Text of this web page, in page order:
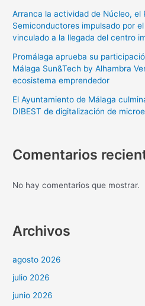
Arranca la actividad de Núcleo, el
Semiconductores impulsado por
vinculado a la llegada del centro
Promálaga aprueba su
Málaga Sun&Tech by Alhambra
ecosistema emprendedor
El Ayuntamiento de Málaga
DIBEST de digitalización de
Comentarios
No hay comentarios que mostrar.
Archivos
agosto 2026
julio 2026
junio 2026